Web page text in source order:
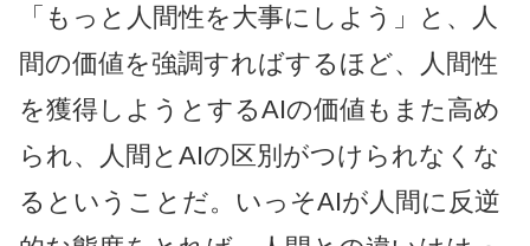
「もっと人間性を大事にしよう」と、人
間の価値を強調すればするほど、人間性
を獲得しようとするAIの価値もまた高め
られ、人間とAIの区別がつけられなくな
るということだ。いっそAIが人間に反逆